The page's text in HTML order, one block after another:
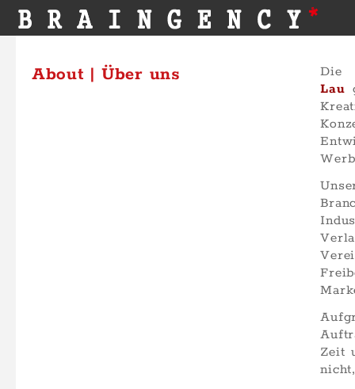
About | Über uns
Die
Lau
Zeit